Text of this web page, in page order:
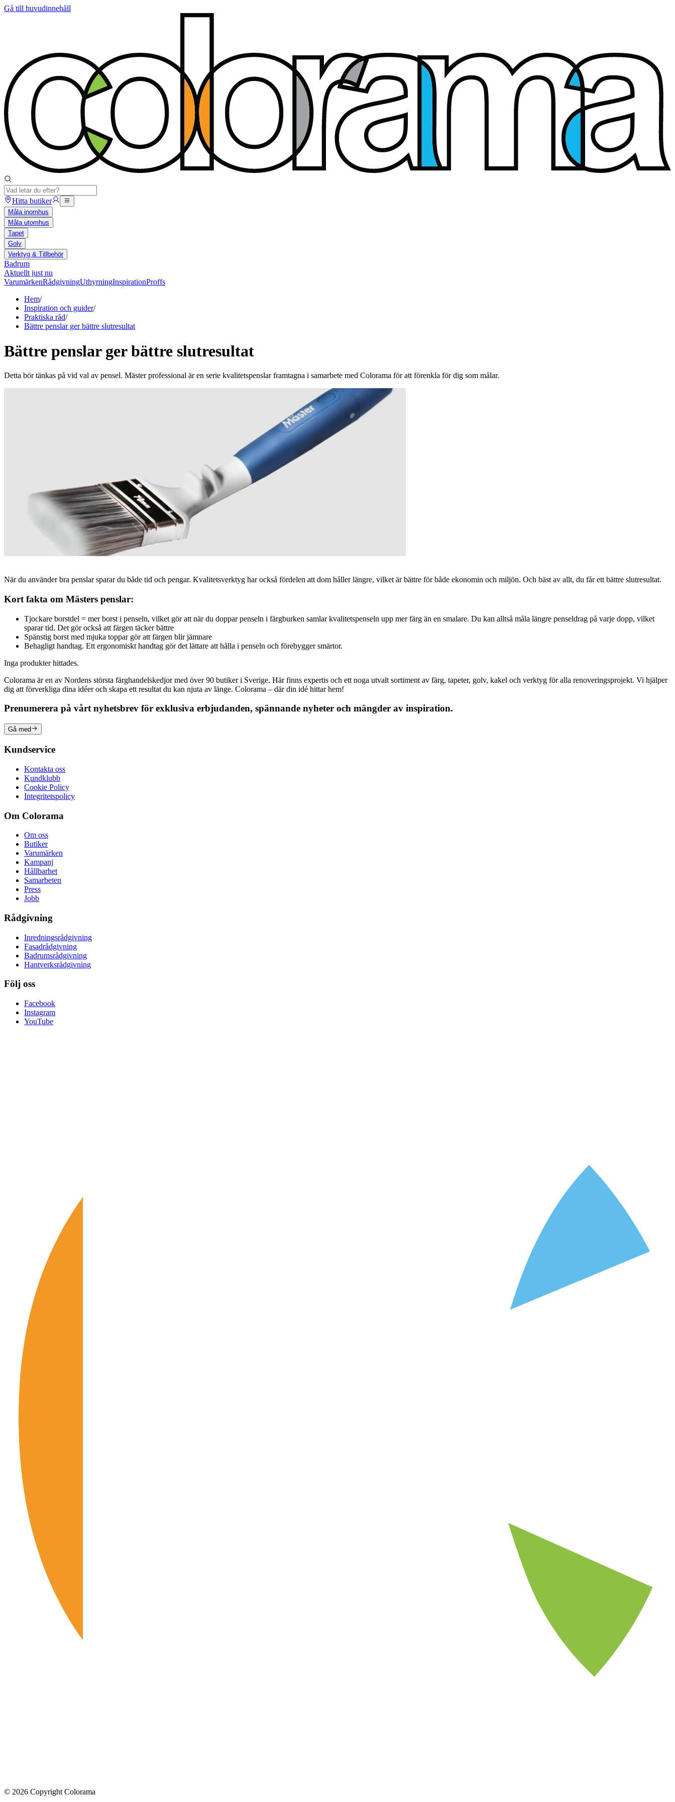
Gå till huvudinnehåll
Hitta butiker
Måla inomhus
Måla utomhus
Tapet
Golv
Verktyg & Tillbehör
Badrum
Aktuellt just nu
VarumärkenRådgivningUthyrningInspirationProffs
Hem/
Inspiration och guider/
Praktiska råd/
Bättre penslar ger bättre slutresultat
Bättre penslar ger bättre slutresultat
Detta bör tänkas på vid val av pensel. Mäster professional är en serie kvalitetspenslar framtagna i samarbete med Colorama för att förenkla för dig som målar.
När du använder bra penslar sparar du både tid och pengar. Kvalitetsverktyg har också fördelen att dom håller längre, vilket är bättre för både ekonomin och miljön. Och bäst av allt, du får ett bättre slutresultat.
Kort fakta om Mästers penslar:
Tjockare borstdel = mer borst i penseln, vilket gör att när du doppar penseln i färgburken samlar kvalitetspenseln upp mer färg än en smalare. Du kan alltså måla längre penseldrag på varje dopp, vilket
sparar tid. Det gör också att färgen täcker bättre
Spänstig borst med mjuka toppar gör att färgen blir jämnare
Behagligt handtag. Ett ergonomiskt handtag gör det lättare att hålla i penseln och förebygger smärtor.
Inga produkter hittades.
Colorama är en av Nordens största färghandelskedjor med över 90 butiker i Sverige. Här finns expertis och ett noga utvalt sortiment av färg, tapeter, golv, kakel och verktyg för alla renoveringsprojekt. Vi hjälper
dig att förverkliga dina idéer och skapa ett resultat du kan njuta av länge. Colorama – där din idé hittar hem!
Prenumerera på vårt nyhetsbrev för exklusiva erbjudanden, spännande nyheter och mängder av inspiration.
Gå med
Kundservice
Kontakta oss
Kundklubb
Cookie Policy
Integritetspolicy
Om Colorama
Om oss
Butiker
Varumärken
Kampanj
Hållbarhet
Samarbeten
Press
Jobb
Rådgivning
Inredningsrådgivning
Fasadrådgivning
Badrumsrådgivning
Hantverksrådgivning
Följ oss
Facebook
Instagram
YouTube
© 2026 Copyright Colorama